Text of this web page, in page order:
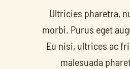
Ultricies pharetra,
morbi. Purus eget
Eu nisi, ultrices ac
malesuada